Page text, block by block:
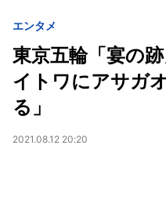
エンタメ
東京五輪「宴の
イトワにアサガ
る」
2021.08.12 20:20